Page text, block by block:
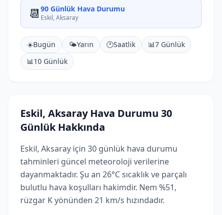
📆 90 Günlük Hava Durumu
Eskil, Aksaray
☀️Bugün 🌤️Yarın 🕐Saatlik 📊7 Günlük
📊10 Günlük
Eskil, Aksaray Hava Durumu 30
Günlük Hakkında
Eskil, Aksaray için 30 günlük hava durumu
tahminleri güncel meteoroloji verilerine
dayanmaktadır. Şu an 26°C sıcaklık ve parçalı
bulutlu hava koşulları hakimdir. Nem %51,
rüzgar K yönünden 21 km/s hızındadır.